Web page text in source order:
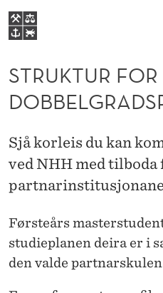
S
T
R
U
K
T
U
R
F
O
R
O
V
E
D
M
E
N
Y
VIDEREUTDANNING
BIBLIOTEKET
Ø
K
N
E
S
T
D
T
Studier
Forskning
Alumni
STRUKTUR FOR
Sjå korleis du kan
ved NHH med tilboda
Førsteårs
studieplanen deira er i
den valde